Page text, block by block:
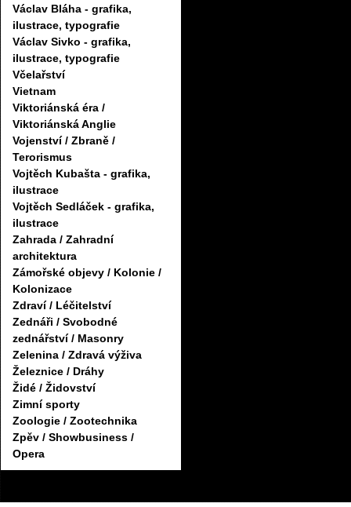
Václav Bláha - grafika,
ilustrace, typografie
Václav Sivko - grafika,
ilustrace, typografie
Včelařství
Vietnam
Viktoriánská éra /
Viktoriánská Anglie
Vojenství / Zbraně /
Terorismus
Vojtěch Kubašta - grafika,
ilustrace
Vojtěch Sedláček - grafika,
ilustrace
Zahrada / Zahradní
architektura
Zámořské objevy / Kolonie /
Kolonizace
Zdraví / Léčitelství
Zednáři / Svobodné
zednářství / Masonry
Zelenina / Zdravá výživa
Železnice / Dráhy
Židé / Židovství
Zimní sporty
Zoologie / Zootechnika
Zpěv / Showbusiness /
Opera